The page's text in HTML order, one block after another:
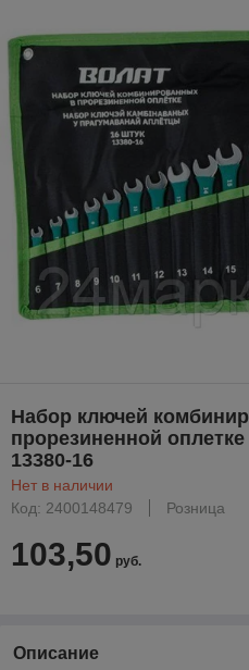
Набор ключей
прорезиненной
13380-16
Нет в наличии
Код: 2400148479
Розница
103,50 руб.
Описание